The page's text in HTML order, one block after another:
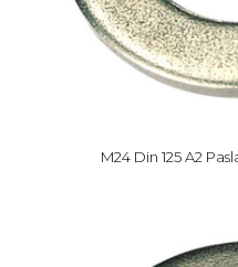
M24 Din 125 A2